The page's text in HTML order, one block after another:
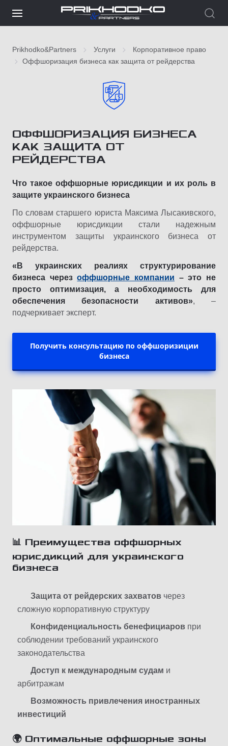
Prikhodko&Partners Услуги
Корпоративное право
Оффшоризация бизнеса как защита от рейдерства
ОФФШОРИЗАЦИЯ БИЗНЕСА
КАК ЗАЩИТА ОТ
РЕЙДЕРСТВА
Что такое оффшорные юрисдикции и их роль в
защите украинского бизнеса
По словам старшего юриста Максима Лысакивского,
оффшорные юрисдикции стали надежным
инструментом защиты украинского бизнеса от
рейдерства.
«В украинских реалиях структурирование
бизнеса черезоффшорные компании – это не
просто оптимизация, а необходимость для
обеспечения безопасности активов», –
подчеркивает эксперт.
Получить консультацию по оффшоризиции
бизнеса
📊 Преимущества оффшорных
юрисдикций для украинского
бизнеса
Защита от рейдерских захватов через
сложную корпоративную структуру
Конфиденциальность бенефициаров при
соблюдении требований украинского
законодательства
Доступ к международным судам и
арбитражам
Возможность привлечения иностранных
инвестиций
🌍 Оптимальные оффшорные зоны